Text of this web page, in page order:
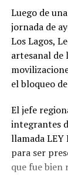
Luego de
jornada de
Los Lagos,
artesanal de
el bloqueo
El jefe
integrantes
llamada LEY
para ser
que fue bien